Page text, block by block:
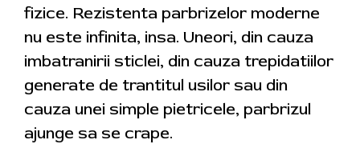
fizice. Rezistenta parbrizelor moderne
nu este infinita, insa. Uneori, din cauza
imbatranirii sticlei, din cauza trepidatiilor
generate de trantitul usilor sau din
cauza unei simple pietricele, parbrizul
ajunge sa se crape.